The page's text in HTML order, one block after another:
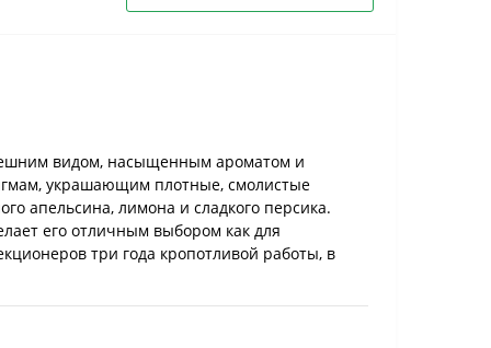
видом, насыщенным ароматом и
украшающим плотные, смолистые
апельсина, лимона и сладкого персика.
его отличным выбором как для
три года кропотливой работы, в